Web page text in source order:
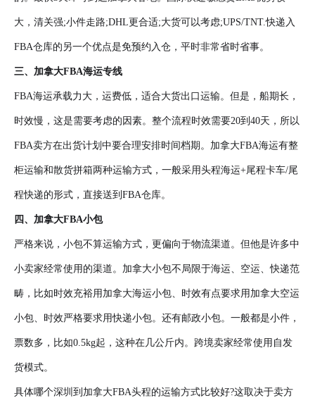
大，清关强;小件走路;DHL更合适;大货可以考虑;UPS/TNT.快递入
FBA仓库的另一个优点是免预约入仓，平时非常省时省事。
三、加拿大FBA海运专线
FBA海运承载力大，运费低，适合大货出口运输。但是，船期长，
时效慢，这是需要考虑的因素。整个流程时效需要20到40天，所以
FBA卖方在出货计划中要合理安排时间档期。加拿大FBA海运有整
柜运输和散货拼箱两种运输方式，一般采用头程海运+尾程卡车/尾
程快递的形式，直接送到FBA仓库。
四、加拿大FBA小包
严格来说，小包不算运输方式，更偏向于物流渠道。但他是许多中
小卖家经常使用的渠道。加拿大小包不局限于海运、空运、快递范
畴，比如时效充裕用加拿大海运小包、时效有点要求用加拿大空运
小包、时效严格要求用快递小包。还有邮政小包。一般都是小件，
票数多，比如0.5kg起，这种在几公斤内。跨境卖家经常使用自发
货模式。
具体哪个深圳到加拿大FBA头程的运输方式比较好?这取决于卖方